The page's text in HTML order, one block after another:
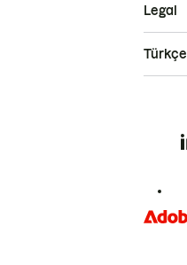
Legal
Türkçe